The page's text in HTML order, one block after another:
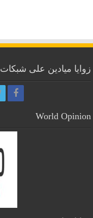
زوايا ميادين على شبكات
World Opinion